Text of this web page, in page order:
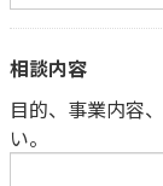
相談内容
目的、事業内容
い。